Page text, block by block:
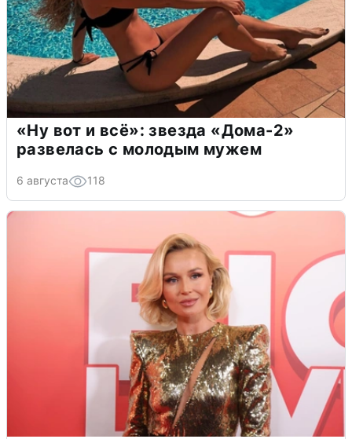
«Ну вот и всё»: звезда «Дома-2»
развелась с молодым мужем
6 августа 118